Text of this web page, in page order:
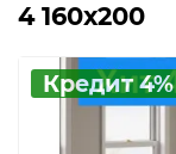
4 160х200
Кредит